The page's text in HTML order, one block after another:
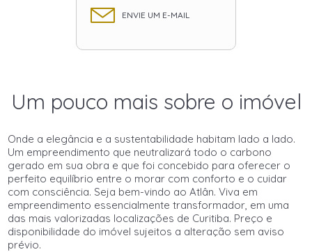
ENVIE UM E-MAIL
Um pouco mais sobre o imóvel
Onde a elegância e a sustentabilidade habitam lado a lado.
Um empreendimento que neutralizará todo o carbono
gerado em sua obra e que foi concebido para oferecer o
perfeito equilíbrio entre o morar com conforto e o cuidar
com consciência. Seja bem-vindo ao Atlân. Viva em
empreendimento essencialmente transformador, em uma
das mais valorizadas localizações de Curitiba. Preço e
disponibilidade do imóvel sujeitos a alteração sem aviso
prévio.